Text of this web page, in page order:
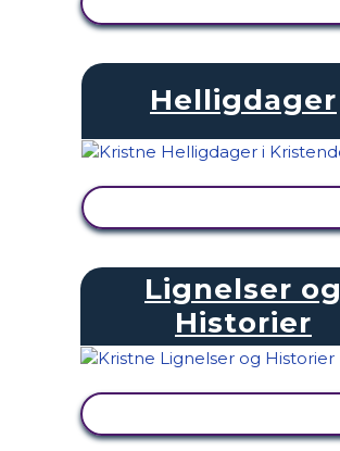
Helligdager
Lignelser og
Historier